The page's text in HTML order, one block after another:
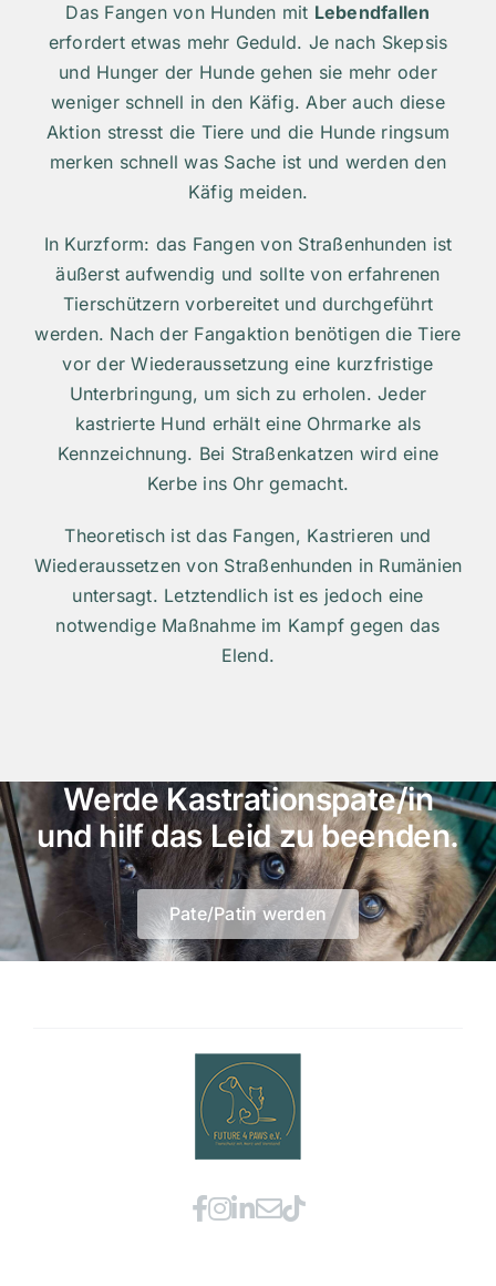
Das Fangen von Hunden mit Lebendfallen
erfordert etwas mehr Geduld. Je nach Skepsis
und Hunger der Hunde gehen sie mehr oder
weniger schnell in den Käfig. Aber auch diese
Aktion stresst die Tiere und die Hunde ringsum
merken schnell was Sache ist und werden den
Käfig meiden.
In Kurzform: das Fangen von Straßenhunden ist
äußerst aufwendig und sollte von erfahrenen
Tierschützern vorbereitet und durchgeführt
werden. Nach der Fangaktion benötigen die Tiere
vor der Wiederaussetzung eine kurzfristige
Unterbringung, um sich zu erholen. Jeder
kastrierte Hund erhält eine Ohrmarke als
Kennzeichnung. Bei Straßenkatzen wird eine
Kerbe ins Ohr gemacht.
Theoretisch ist das Fangen, Kastrieren und
Wiederaussetzen von Straßenhunden in Rumänien
untersagt. Letztendlich ist es jedoch eine
notwendige Maßnahme im Kampf gegen das
Elend.
Werde Kastrationspate/in
und hilf das Leid zu beenden.
Pate/Patin werden